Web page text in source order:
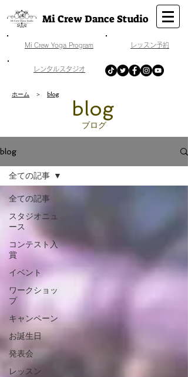
Mi Crew Dance Studio
​Mi Crew Yoga Program ​レッスン予約
​レンタルスタジオ
ホーム ＞ blog
​blog
​ブログ
blog
全ての記事
スタジオニュ
ース
コンテスト入
賞
イベント
ワークショッ
プ
キャンペーン
お誕生日
発表会
レッスン
全ての記事